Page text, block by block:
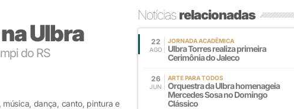
Ulbra
do RS
dança, canto, pintura e
Notíciasrelacionadas
22
AGO
JORNADA ACADÊMICA
Ulbra Torres realiza primeira
Cerimônia do Jaleco
26
JUN
ARTE PARA TODOS
Orquestra da Ulbra homenageia
Mercedes Sosa no Domingo
Clássico